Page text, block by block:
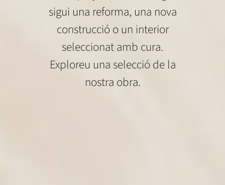
sigui una reforma, una nova
construcció o un interior
seleccionat amb cura.
Exploreu una selecció de la
nostra obra.